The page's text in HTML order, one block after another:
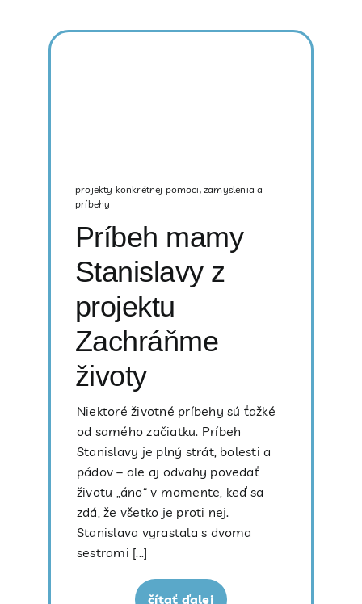
projekty konkrétnej pomoci,zamyslenia a
príbehy
Príbeh mamy
Stanislavy z
projektu
Zachráňme
životy
Niektoré životné príbehy sú ťažké
od samého začiatku. Príbeh
Stanislavy je plný strát, bolesti a
pádov – ale aj odvahy povedať
životu „áno“ v momente, keď sa
zdá, že všetko je proti nej.
Stanislava vyrastala s dvoma
sestrami [...]
čítať ďalej